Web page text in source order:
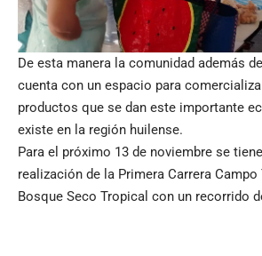
De esta manera la comunidad además
cuenta con un espacio para
productos que se dan este importante
existe en la región huilense.
Para el próximo 13 de noviembre se
realización de la Primera Carrera Campo
Bosque Seco Tropical con un recorrido